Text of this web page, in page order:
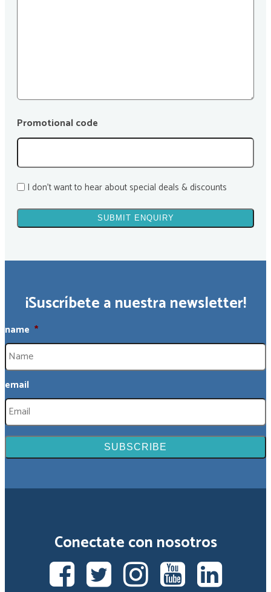
Promotional code
I don't want to hear about special deals & discounts
¡Suscríbete a nuestra newsletter!
name *
email
Conectate con nosotros